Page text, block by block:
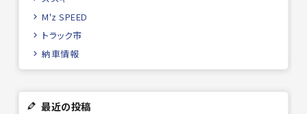
M'z SPEED
トラック市
納車情報
最近の投稿